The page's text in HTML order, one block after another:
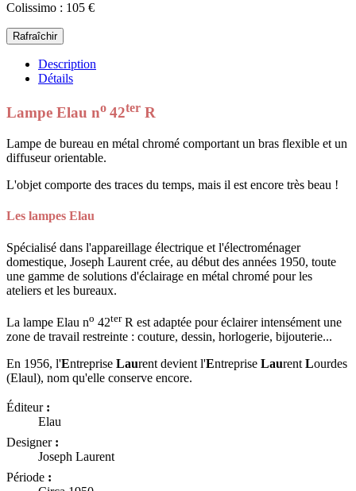
Colissimo : 105 €
Description
Détails
Lampe Elau no 42ter R
Lampe de bureau en métal chromé comportant un bras flexible et un
diffuseur orientable.
L'objet comporte des traces du temps, mais il est encore très beau !
Les lampes Elau
Spécialisé dans l'appareillage électrique et l'électroménager
domestique, Joseph Laurent crée, au début des années 1950, toute
une gamme de solutions d'éclairage en métal chromé pour les
ateliers et les bureaux.
La lampe Elau no 42terR est adaptée pour éclairer intensément une
zone de travail restreinte : couture, dessin, horlogerie, bijouterie...
En 1956, l'Entreprise Laurent devient l'Entreprise Laurent Lourdes
(Elaul), nom qu'elle conserve encore.
Éditeur :
Elau
Designer :
Joseph Laurent
Période :